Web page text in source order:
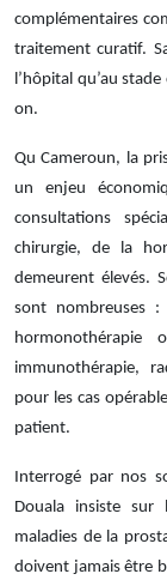
complémentaires
traitement curatif.
l’hôpital qu’au
on.
Qu Cameroun, la
un enjeu
consultations
chirurgie, de la
demeurent élevés.
sont nombreuses :
hormonothérapie
immunothérapie,
pour les cas
patient.
Interrogé par nos
Douala insiste sur
maladies de la
doivent jamais être